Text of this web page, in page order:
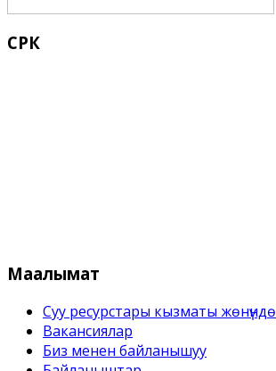
СРК
Маалымат
Суу ресурстары кызматы жѳнүндѳ
Вакансиялар
Биз менен байланышуу